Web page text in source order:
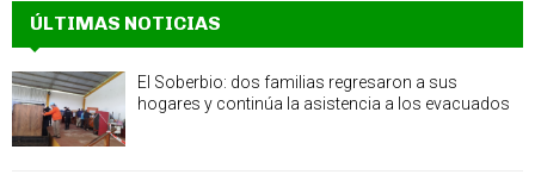
ÚLTIMAS NOTICIAS
El Soberbio: dos familias regresaron a sus
hogares y continúa la asistencia a los evacuados